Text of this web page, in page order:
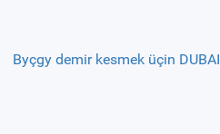
Byçgy demir kesmek üçin DUBAI